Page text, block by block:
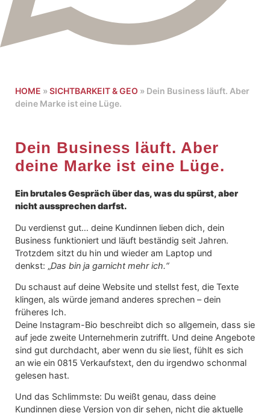
HOME » SICHTBARKEIT & GEO » Dein Business läuft. Aber
deine Marke ist eine Lüge.
Dein Business läuft. Aber
deine Marke ist eine Lüge.
Ein brutales Gespräch über das, was du spürst, aber
nicht aussprechen darfst.
Du verdienst gut… deine Kundinnen lieben dich, dein
Business funktioniert und läuft beständig seit Jahren.
Trotzdem sitzt du hin und wieder am Laptop und
denkst: „Das bin ja garnicht mehr ich.“
Du schaust auf deine Website und stellst fest, die Texte
klingen, als würde jemand anderes sprechen – dein
früheres Ich.
Deine Instagram-Bio beschreibt dich so allgemein, dass sie
auf jede zweite Unternehmerin zutrifft. Und deine Angebote
sind gut durchdacht, aber wenn du sie liest, fühlt es sich
an wie ein 0815 Verkaufstext, den du irgendwo schonmal
gelesen hast.
Und das Schlimmste: Du weißt genau, dass deine
Kundinnen diese Version von dir sehen, nicht die aktuelle